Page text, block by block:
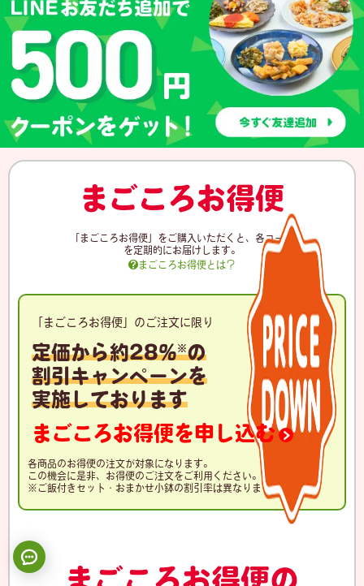
まごころお得便
「まごころお得便」をご購入いただくと、各コース
を定期的にお届けします。
まごころお得便とは？
「まごころお得便」のご注文に限り
定価から約28%※の
割引キャンペーンを
実施しております
まごころお得便を申し込む
各商品のお得便の注文が対象になります。
この機会に是非、お得便のご注文をご利用ください。
※ご飯付きセット・おまかせ小鉢の割引率は異なります。
まごころお得便の